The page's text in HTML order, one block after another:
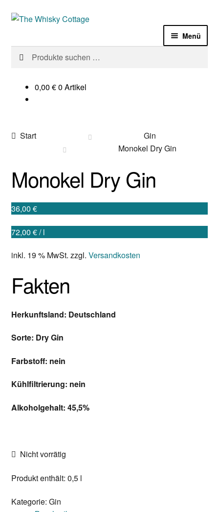
Zur
Zum
Menü
Laden
Sale%
Gin
Termine
Impressum
Mein Konto
Warenkorb
Suchen
nach:
Suchen
0,00 €0 Artikel
Start
Gin
Monokel Dry Gin
Monokel Dry Gin
36,00 €
72,00 €/l
inkl. 19 % MwSt. zzgl. Versandkosten
Fakten
Herkunftsland: Deutschland
Sorte: Dry Gin
Farbstoff: nein
Kühlfiltrierung: nein
Alkoholgehalt: 45,5%
Nicht vorrätig
Produkt enthält: 0,5 l
Kategorie: Gin